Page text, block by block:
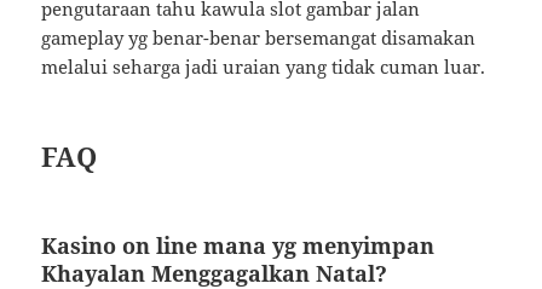
pengutaraan tahu kawula slot gambar jalan
gameplay yg benar-benar bersemangat disamakan
melalui seharga jadi uraian yang tidak cuman luar.
FAQ
Kasino on line mana yg menyimpan
Khayalan Menggagalkan Natal?